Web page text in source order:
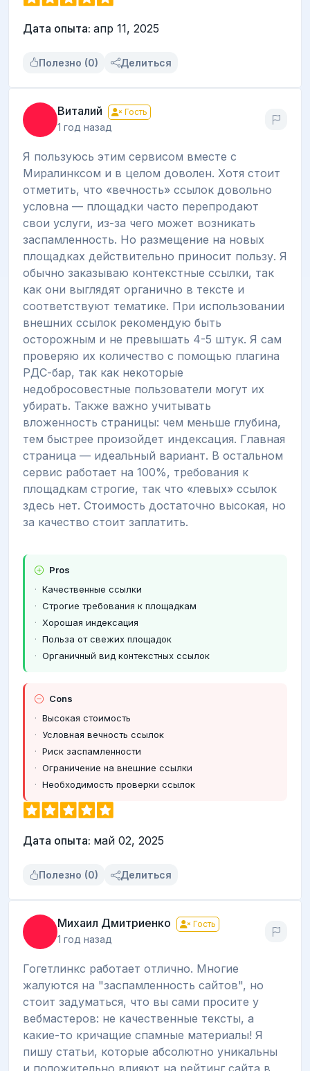
Дата опыта: апр 11, 2025
Полезно (0) Делиться
Виталий Гость
1 год назад
Я пользуюсь этим сервисом вместе с
Миралинксом и в целом доволен. Хотя стоит
отметить, что «вечность» ссылок довольно
условна — площадки часто перепродают
свои услуги, из-за чего может возникать
заспамленность. Но размещение на новых
площадках действительно приносит пользу. Я
обычно заказываю контекстные ссылки, так
как они выглядят органично в тексте и
соответствуют тематике. При использовании
внешних ссылок рекомендую быть
осторожным и не превышать 4-5 штук. Я сам
проверяю их количество с помощью плагина
РДС-бар, так как некоторые
недобросовестные пользователи могут их
убирать. Также важно учитывать
вложенность страницы: чем меньше глубина,
тем быстрее произойдет индексация. Главная
страница — идеальный вариант. В остальном
сервис работает на 100%, требования к
площадкам строгие, так что «левых» ссылок
здесь нет. Стоимость достаточно высокая, но
за качество стоит заплатить.
Pros
Качественные ссылки
Строгие требования к площадкам
Хорошая индексация
Польза от свежих площадок
Органичный вид контекстных ссылок
Cons
Высокая стоимость
Условная вечность ссылок
Риск заспамленности
Ограничение на внешние ссылки
Необходимость проверки ссылок
Дата опыта: май 02, 2025
Полезно (0) Делиться
Михаил Дмитриенко Гость
1 год назад
Гогетлинкс работает отлично. Многие
жалуются на "заспамленность сайтов", но
стоит задуматься, что вы сами просите у
вебмастеров: не качественные тексты, а
какие-то кричащие спамные материалы! Я
пишу статьи, которые абсолютно уникальны
и положительно влияют на рейтинг сайта в